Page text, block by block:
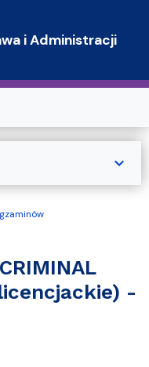
i Administracji
-
expand_more